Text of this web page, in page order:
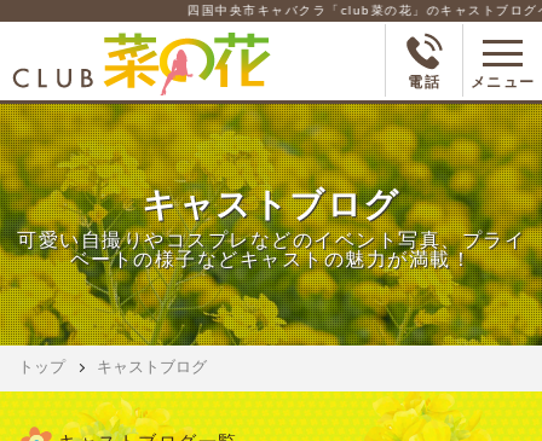
四国中央市キャバクラ「club菜の花」のキャストブログペ
電話 メニュー
キャストブログ
可愛い自撮りやコスプレなどのイベント写真、プライ
ベートの様子などキャストの魅力が満載！
トップ キャストブログ